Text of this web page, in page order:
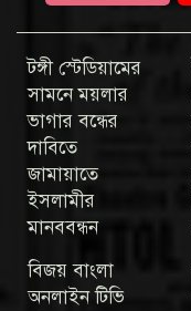
টঙ্গী স্টেডিয়ামের
সামনে ময়লার
ভাগার বন্ধের
দাবিতে
জামায়াতে
ইসলামীর
মানববন্ধন
বিজয় বাংলা
অনলাইন টিভি